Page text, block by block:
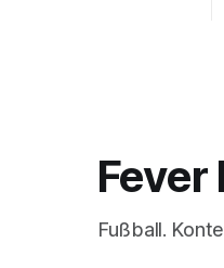
Fever
Fußball.